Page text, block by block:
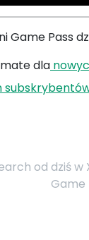
Game Pass
dla
od dziś w
Game